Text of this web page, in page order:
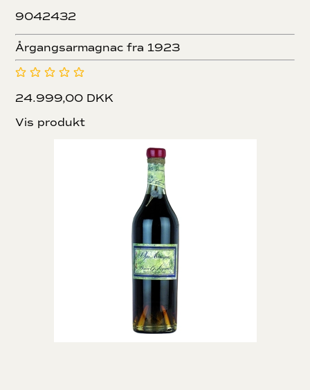
9042432
Årgangsarmagnac fra 1923
24.999,00 DKK
Vis produkt